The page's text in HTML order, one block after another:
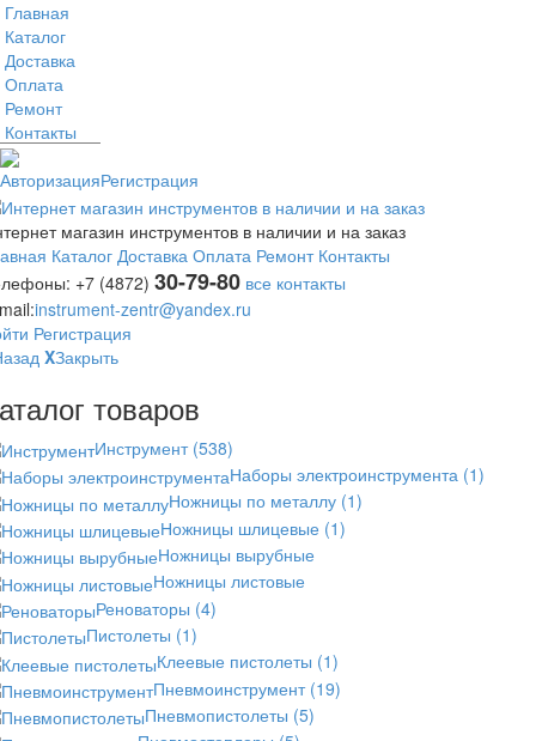
Главная
Каталог
Доставка
Оплата
Ремонт
Контакты
АвторизацияРегистрация
магазин инструментов в наличии и на заказ
Каталог Доставка Оплата Ремонт Контакты
+7 (4872) 30-79-80 все контакты
instrument-zentr@yandex.ru
Регистрация
XЗакрыть
товаров
Инструмент (538)
Наборы электроинструмента (1)
Ножницы по металлу (1)
Ножницы шлицевые (1)
Ножницы вырубные
Ножницы листовые
Реноваторы (4)
Пистолеты (1)
Клеевые пистолеты (1)
Пневмоинструмент (19)
Пневмопистолеты (5)